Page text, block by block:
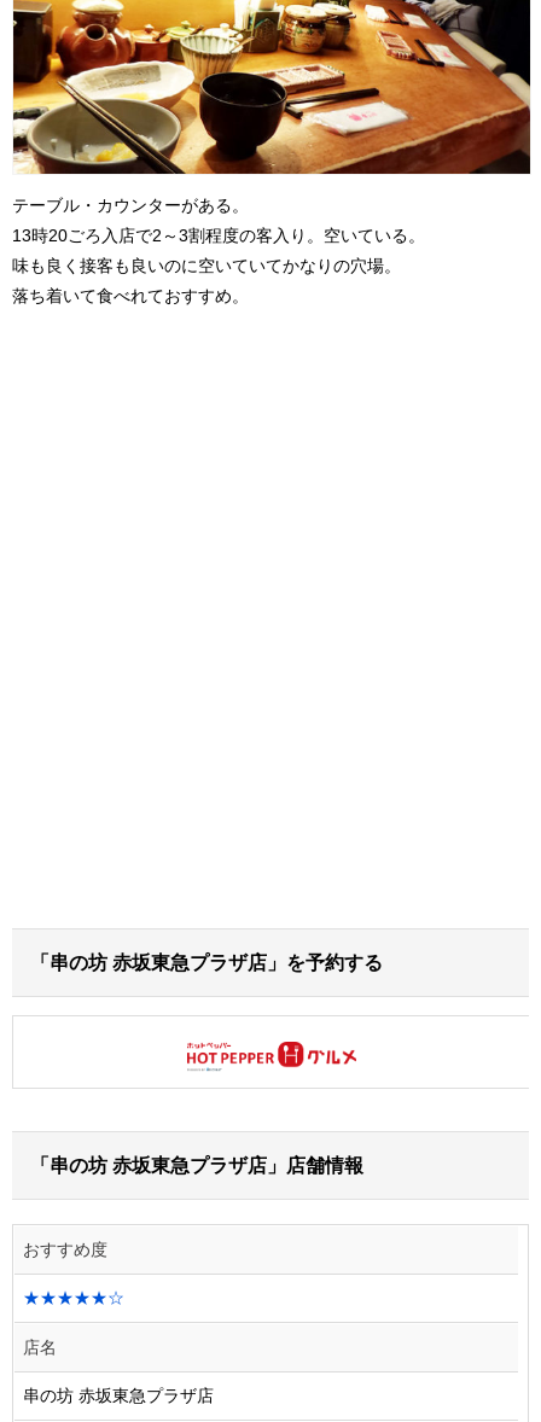
テーブル・カウンターがある。
13時20ごろ入店で2～3割程度の客入り。空いている。
味も良く接客も良いのに空いていてかなりの穴場。
落ち着いて食べれておすすめ。
「串の坊 赤坂東急プラザ店」を予約する
「串の坊 赤坂東急プラザ店」店舗情報
おすすめ度
★★★★★☆
店名
串の坊 赤坂東急プラザ店